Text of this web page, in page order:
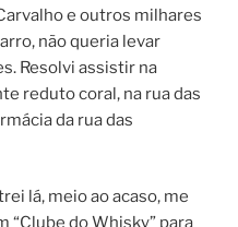
e outros milhares
não queria levar
Resolvi assistir na
reduto coral, na rua das
da rua das
lá, meio ao acaso, me
“Clube do Whisky” para